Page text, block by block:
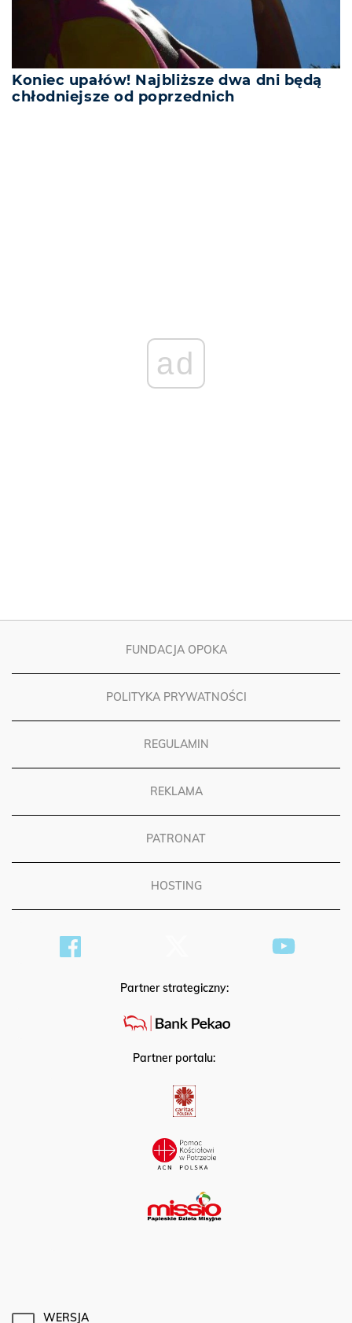
Koniec upałów! Najbliższe dwa dni będą
chłodniejsze od poprzednich
FUNDACJA OPOKA
POLITYKA PRYWATNOŚCI
REGULAMIN
REKLAMA
PATRONAT
HOSTING
Partner strategiczny:
Partner portalu: